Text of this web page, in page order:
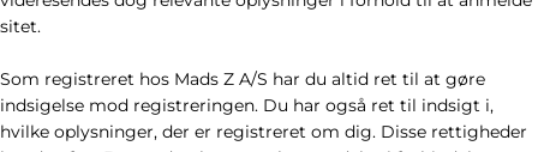
sitet.
Som registreret hos Mads Z A/S har du altid ret til at gøre
indsigelse mod registreringen. Du har også ret til indsigt i,
hvilke oplysninger, der er registreret om dig. Disse rettigheder